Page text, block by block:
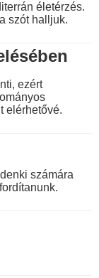
életérzés.
szót halljuk.
ezért
elérhetővé.
számára